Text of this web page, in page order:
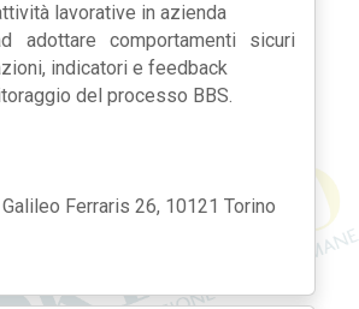
lavorative in azienda
adottare comportamenti sicuri
indicatori e feedback
del processo BBS.
Ferraris 26, 10121 Torino